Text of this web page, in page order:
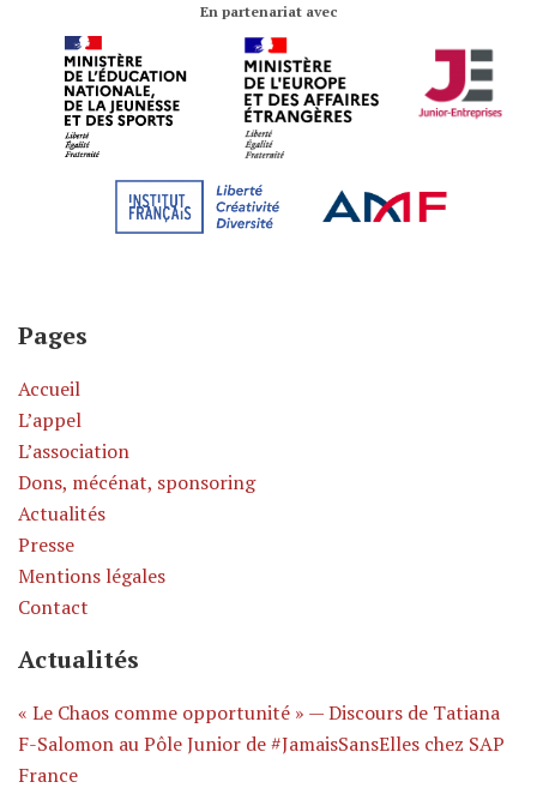
En partenariat avec
Pages
Accueil
L’appel
L’association
Dons, mécénat, sponsoring
Actualités
Presse
Mentions légales
Contact
Actualités
« Le Chaos comme opportunité » — Discours de Tatiana
F-Salomon au Pôle Junior de #JamaisSansElles chez SAP
France